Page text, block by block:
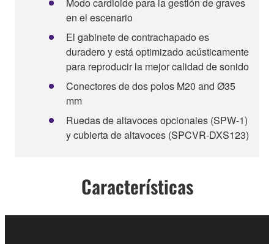
en el escenario
El gabinete de contrachapado es
duradero y está optimizado acústicamente
para reproducir la mejor calidad de sonido
Conectores de dos polos M20 and Ø35
mm
Ruedas de altavoces opcionales (SPW-1)
y cubierta de altavoces (SPCVR-DXS123)
Características